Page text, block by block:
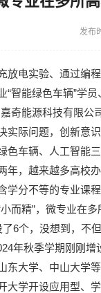
发布
放电实验、通过编
“智能绿色车辆”学
奇能源科技有限
实际问题，创新意
色车辆、人工智能
年，越来越多高校
学分不等的专业课
而精”，微专业在
6个，没想到，不
年秋季学期刚刚
东大学、中山大学
大学开设应用型、